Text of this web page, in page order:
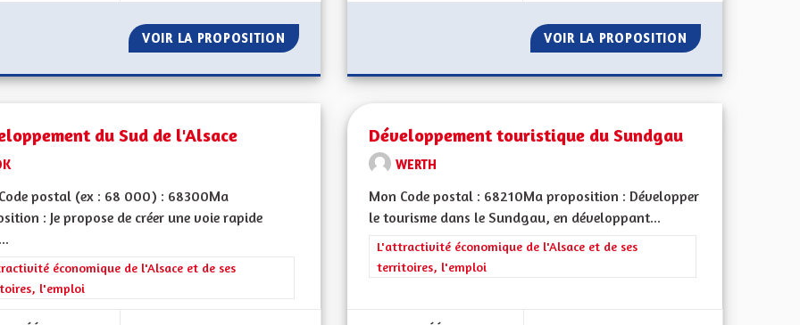
VOIR LA PROPOSITION DÉPARTEMENT RÉGION VOIR LA PROPOSITION DÉSENCLAVER
du Sud de l'Alsace
postal (ex : 68 000) : 68300Ma
: Je propose de créer une voie rapide
les résultats de la catégorie : L'attractivité économique de l'Alsace et de ses territoires, l'emploi
économique de l'Alsace et de ses
l'emploi
Développement touristique du Sundgau
WERTH
Mon Code postal : 68210Ma proposition : Développer
le tourisme dans le Sundgau, en développant...
Filtrer les résultats de la catégorie : L'attractivité économique de l'Alsace
L'attractivité économique de l'Alsace et de ses
territoires, l'emploi